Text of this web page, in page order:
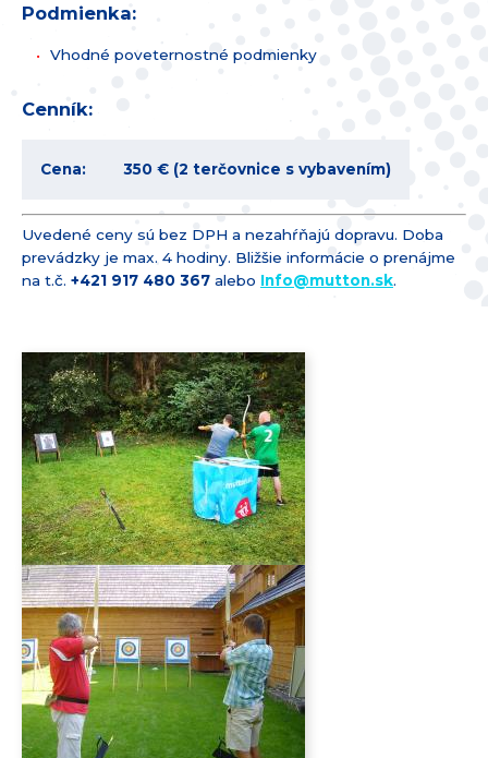
Podmienka:
Vhodné poveternostné podmienky
Cenník:
Cena: 350 € (2 terčovnice s vybavením)
Uvedené ceny sú bez DPH a nezahŕňajú dopravu. Doba
prevádzky je max. 4 hodiny. Bližšie informácie o prenájme
na t.č. +421 917 480 3­67 alebo Info@mutton.sk.